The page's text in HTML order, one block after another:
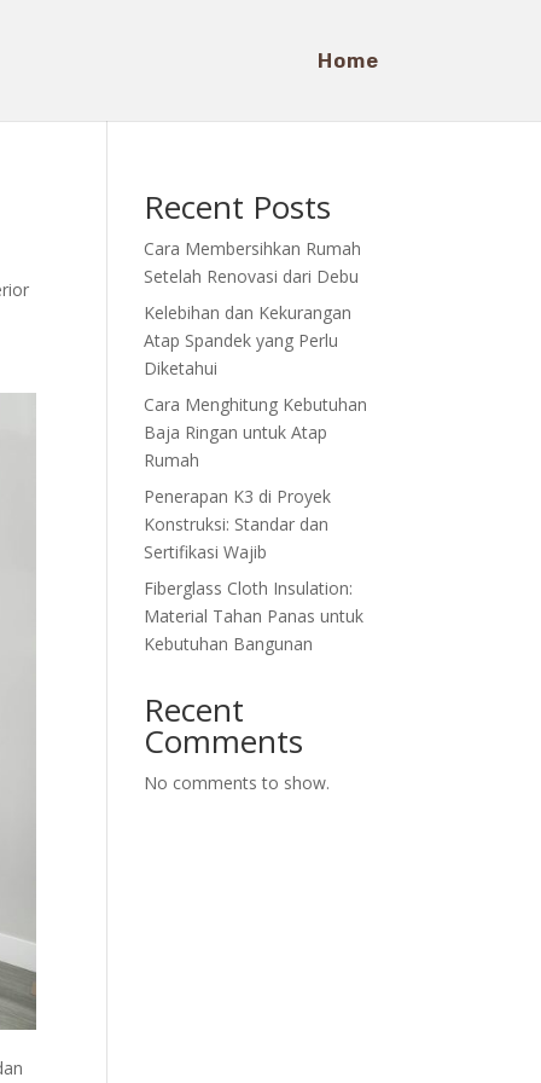
Home
Recent Posts
Cara Membersihkan Rumah
Setelah Renovasi dari Debu
Kelebihan dan Kekurangan
Atap Spandek yang Perlu
Diketahui
Cara Menghitung Kebutuhan
Baja Ringan untuk Atap
Rumah
Penerapan K3 di Proyek
Konstruksi: Standar dan
Sertifikasi Wajib
Fiberglass Cloth Insulation:
Material Tahan Panas untuk
Kebutuhan Bangunan
Recent
Comments
No comments to show.